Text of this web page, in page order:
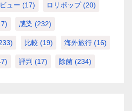
ュー (17) ロリポップ(20)
感染 (232)
比較 (19) 海外旅行 (16)
評判 (17) 除菌 (234)